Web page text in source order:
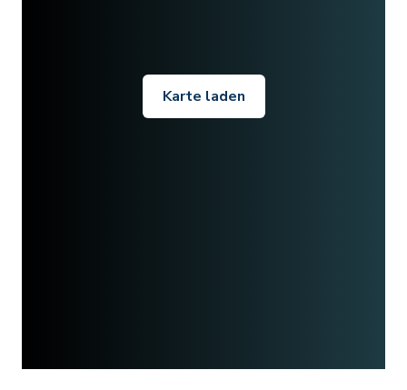
Karte laden